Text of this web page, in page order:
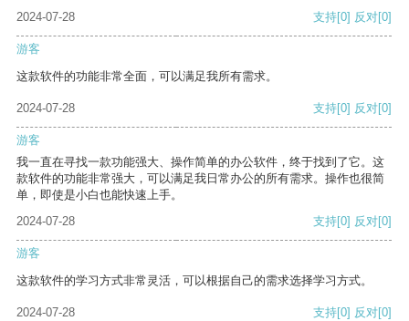
2024-07-28 支持[0] 反对[0]
游客
这款软件的功能非常全面，可以满足我所有需求。
2024-07-28 支持[0] 反对[0]
游客
我一直在寻找一款功能强大、操作简单的办公软件，终于找到了它。这
款软件的功能非常强大，可以满足我日常办公的所有需求。操作也很简
单，即使是小白也能快速上手。
2024-07-28
支持[0] 反对[0]
游客
这款软件的学习方式非常灵活，可以根据自己的需求选择学习方式。
2024-07-28 支持[0] 反对[0]